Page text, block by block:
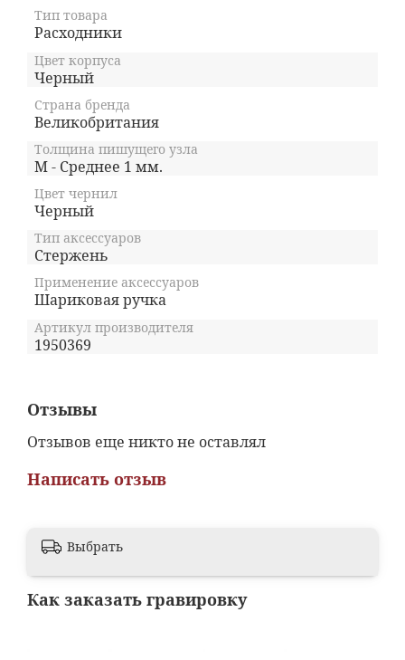
толщине оставляемой на бумаге линии
medium size (средняя).
Тип товара
Расходники
Цвет корпуса
Черный
Страна бренда
Великобритания
Толщина пишущего узла
M - Среднее 1 мм.
Цвет чернил
Черный
Тип аксессуаров
Стержень
Применение аксессуаров
Шариковая ручка
Артикул производителя
1950369
Отзывы
Отзывов еще никто не оставлял
Написать отзыв
Выбрать
Как заказать гравировку